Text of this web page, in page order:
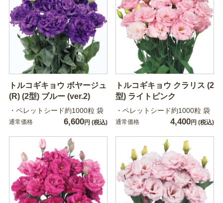
トルコギキョウ ボヤージュ
(R) (2型) ブルー (ver.2)
・ペレットシード約1000粒 袋
通常価格 6,600円 (税込)
トルコギキョウ クラリス (2
型) ライトピンク
・ペレットシード約1000粒 袋
通常価格 4,400円 (税込)